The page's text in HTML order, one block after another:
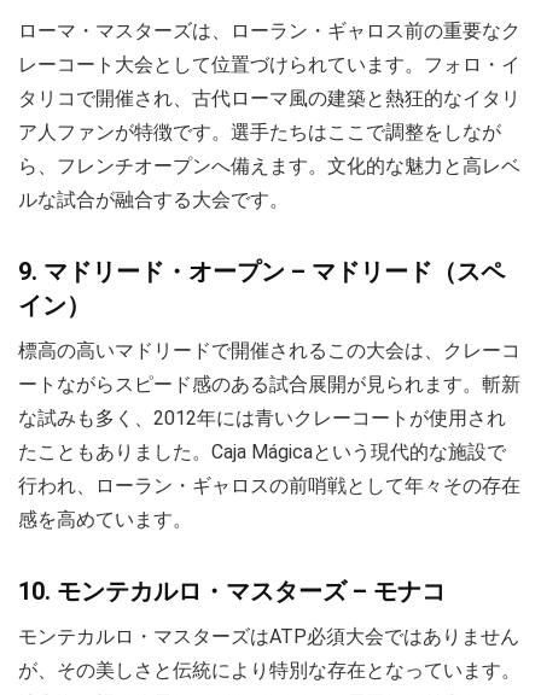
ローマ・マスターズは、ローラン・ギャロス前の重要なク
レーコート大会として位置づけられています。フォロ・イ
タリコで開催され、古代ローマ風の建築と熱狂的なイタリ
ア人ファンが特徴です。選手たちはここで調整をしなが
ら、フレンチオープンへ備えます。文化的な魅力と高レベ
ルな試合が融合する大会です。
9. マドリード・オープン – マドリード（スペ
イン）
標高の高いマドリードで開催されるこの大会は、クレーコ
ートながらスピード感のある試合展開が見られます。斬新
な試みも多く、2012年には青いクレーコートが使用され
たこともありました。Caja Mágicaという現代的な施設で
行われ、ローラン・ギャロスの前哨戦として年々その存在
感を高めています。
10. モンテカルロ・マスターズ – モナコ
モンテカルロ・マスターズはATP必須大会ではありません
が、その美しさと伝統により特別な存在となっています。